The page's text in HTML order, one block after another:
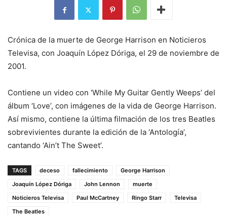
Crónica de la muerte de George Harrison en Noticieros
Televisa, con Joaquín López Dóriga, el 29 de noviembre de
2001.
Contiene un video con ‘While My Guitar Gently Weeps’ del
álbum ‘Love’, con imágenes de la vida de George Harrison.
Así mismo, contiene la última filmación de los tres Beatles
sobrevivientes durante la edición de la ‘Antología’,
cantando ‘Ain’t The Sweet’.
TAGS deceso fallecimiento
George Harrison
Joaquín López Dóriga
John Lennon
muerte
Noticieros Televisa
Paul McCartney Ringo Starr
Televisa
The Beatles